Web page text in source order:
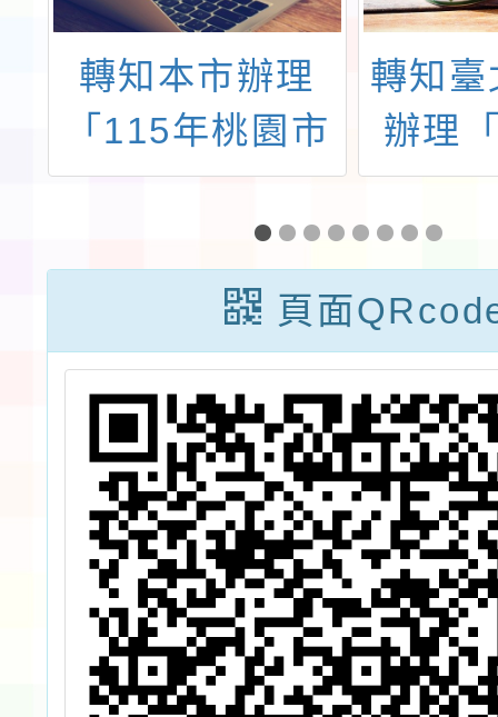
轉知本市辦理
「115年桃園市
運動會－市長盃
健力錦標賽暨
115年全民運動
會健力代表隊選
拔賽」
轉知
辦理
北馬
頁面